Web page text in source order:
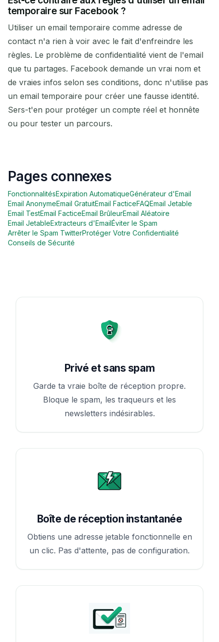
temporaire sur Facebook ?
Utiliser un email temporaire comme adresse de
contact n'a rien à voir avec le fait d'enfreindre les
règles. Le problème de confidentialité vient de l'email
que tu partages. Facebook demande un vrai nom et
de vraies infos selon ses conditions, donc n'utilise pas
un email temporaire pour créer une fausse identité.
Sers-t'en pour protéger un compte réel et honnête
ou pour tester un parcours.
Pages connexes
FonctionnalitésExpiration AutomatiqueGénérateur d'Email
Email AnonymeEmail GratuitEmail FacticeFAQEmail Jetable
Email TestEmail FacticeEmail BrûleurEmail Aléatoire
Email JetableExtracteurs d'Email Éviter le Spam
Arrêter le Spam TwitterProtéger Votre Confidentialité
Conseils de Sécurité
Privé et sans spam
Garde ta vraie boîte de réception propre.
Bloque le spam, les traqueurs et les
newsletters indésirables.
Boîte de réception instantanée
Obtiens une adresse jetable fonctionnelle en
un clic. Pas d'attente, pas de configuration.